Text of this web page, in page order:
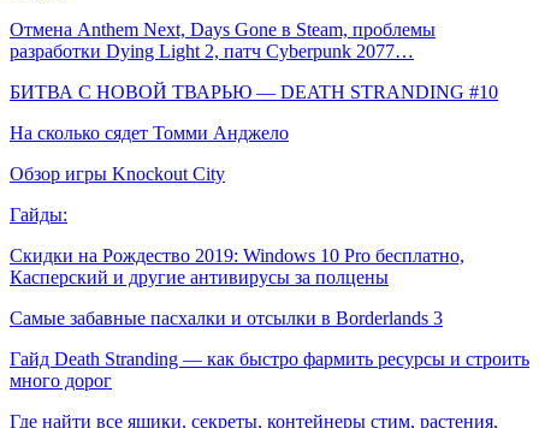
Отмена Anthem Next, Days Gone в Steam, проблемы
разработки Dying Light 2, патч Cyberpunk 2077…
БИТВА С НОВОЙ ТВАРЬЮ — DEATH STRANDING #10
На сколько сядет Томми Анджело
Обзор игры Knockout City
Гайды:
Скидки на Рождество 2019: Windows 10 Pro бесплатно,
Касперский и другие антивирусы за полцены
Самые забавные пасхалки и отсылки в Borderlands 3
Гайд Death Stranding — как быстро фармить ресурсы и строить
много дорог
Где найти все ящики, секреты, контейнеры стим, растения,